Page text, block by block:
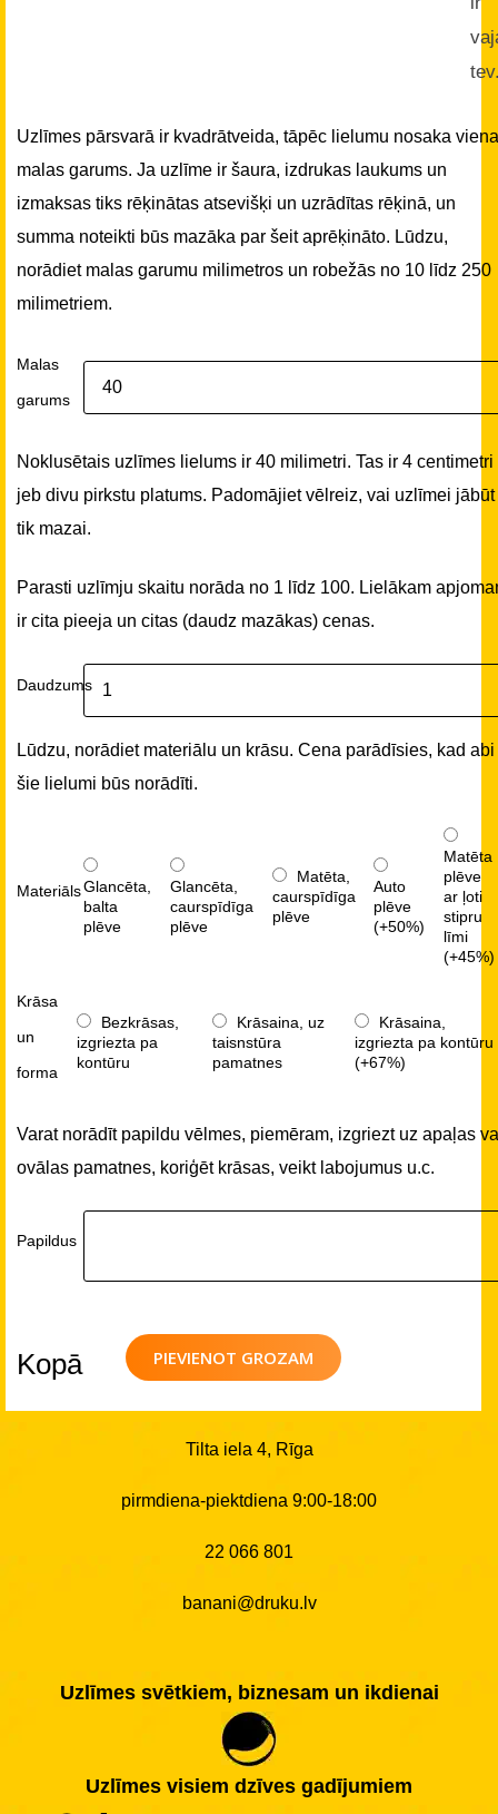
Uzlīmes pārsvarā ir kvadrātveida, tāpēc lielumu nosaka
malas garums. Ja uzlīme ir šaura, izdrukas laukums un
izmaksas tiks rēķinātas atsevišķi un uzrādītas rēķinā, un
summa noteikti būs mazāka par šeit aprēķināto. Lūdzu,
norādiet malas garumu milimetros un robežās no 10 līdz 250
milimetriem.
Malas
garums
Noklusētais uzlīmes lielums ir 40 milimetri. Tas ir 4 centimetri
jeb divu pirkstu platums. Padomājiet vēlreiz, vai uzlīmei jābūt
tik mazai.
Parasti uzlīmju skaitu norāda no 1 līdz 100. Lielākam
ir cita pieeja un citas (daudz mazākas) cenas.
Daudzums
Lūdzu, norādiet materiālu un krāsu. Cena parādīsies, kad abi
šie lielumi būs norādīti.
MateriālsGlancēta,
balta
plēve
Glancēta,
caurspīdīga
plēve
Matēta,
caurspīdīga
plēve
Auto
plēve
(+50%)
Matēta
plēve
ar ļoti
stipru
līmi
(+45%)
Krāsa
un
forma
Bezkrāsas,
izgriezta pa
kontūru
Krāsaina, uz
taisnstūra
pamatnes
Krāsaina,
izgriezta pa kontūru
(+67%)
Varat norādīt papildu vēlmes, piemēram, izgriezt uz apaļas
ovālas pamatnes, koriģēt krāsas, veikt labojumus u.c.
Papildus
PIEVIENOT GROZAM
Kopā
Tilta iela 4, Rīga
pirmdiena-piektdiena 9:00-18:00
22 066 801
banani@druku.lv
Uzlīmes svētkiem, biznesam un ikdienai
Uzlīmes visiem dzīves gadījumiem